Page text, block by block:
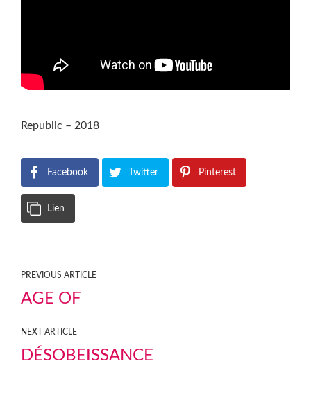
Republic – 2018
Facebook Twitter Pinterest
Lien
PREVIOUS ARTICLE
AGE OF
NEXT ARTICLE
DÉSOBEISSANCE